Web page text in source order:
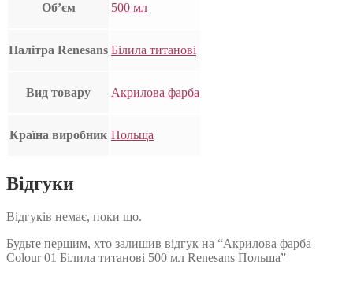
Об’єм 500 мл
Палітра Renesans Білила титанові
Вид товару Акрилова фарба
Країна виробник Польща
Відгуки
Відгуків немає, поки що.
Будьте першим, хто залишив відгук на “Акрилова фарба
Colour 01 Білила титанові 500 мл Renesans Польша”